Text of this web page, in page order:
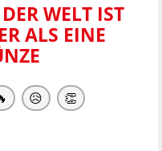
WELT IST
ALS EINE
😥 👏